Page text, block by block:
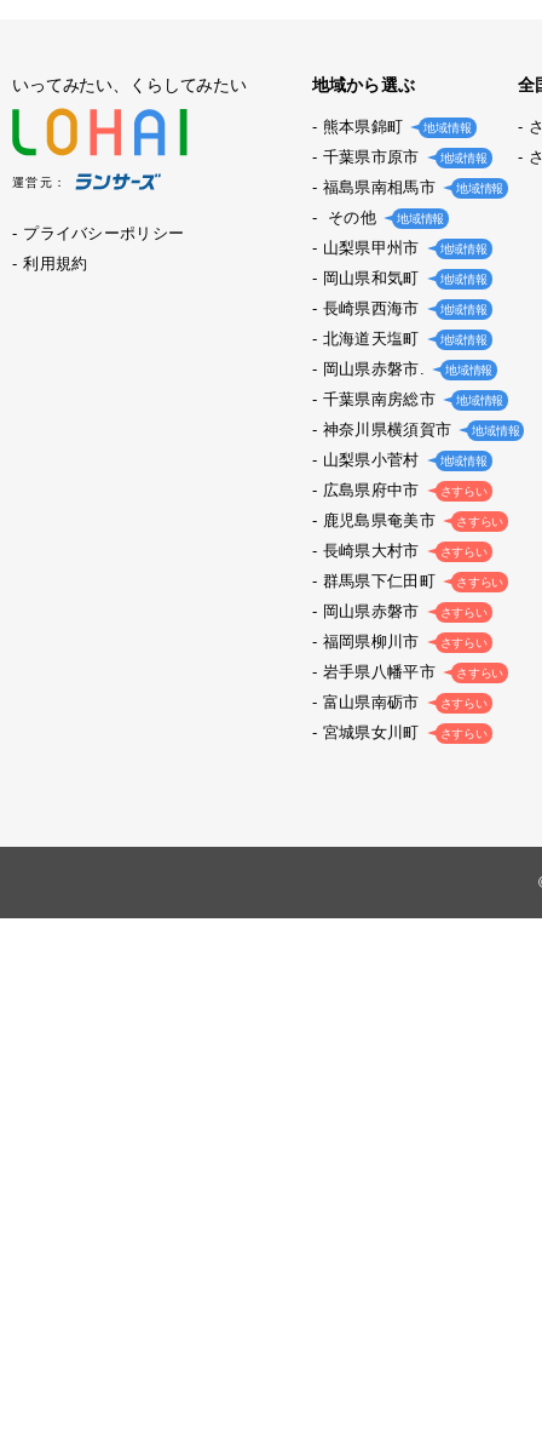
いってみたい、くらしてみたい
運営元：
プライバシーポリシー
利用規約
地域から選ぶ
熊本県錦町 地域情報
千葉県市原市 地域情報
福島県南相馬市 地域情報
その他 地域情報
山梨県甲州市 地域情報
岡山県和気町 地域情報
長崎県西海市 地域情報
北海道天塩町 地域情報
岡山県赤磐市. 地域情報
千葉県南房総市 地域情報
神奈川県横須賀市 地域情報
山梨県小菅村 地域情報
広島県府中市 さすらい
鹿児島県奄美市 さすらい
長崎県大村市 さすらい
群馬県下仁田町 さすらい
岡山県赤磐市 さすらい
福岡県柳川市 さすらい
岩手県八幡平市 さすらい
富山県南砺市 さすらい
宮城県女川町 さすらい
全